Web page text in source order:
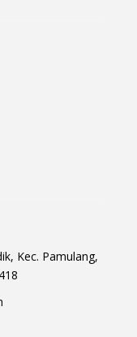
Kec. Pamulang,